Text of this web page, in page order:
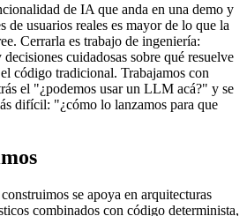
de IA que anda en una demo y
de usuarios reales es mayor de lo que la
Cerrarla es trabajo de ingeniería:
cuidadosas sobre qué resuelve
código tradicional. Trabajamos con
el "¿podemos usar un LLM acá?" y se
difícil: "¿cómo lo lanzamos para que
se apoya en arquitecturas
combinados con código determinista,